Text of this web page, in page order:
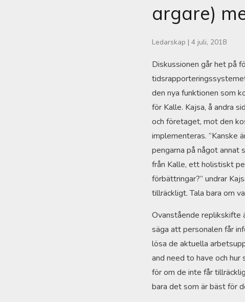
argare)
Ledarskap | 4 juli, 2018
Diskussionen går het på
den nya funktionen som
för Kalle. Kajsa, å andra
och företaget, mot den
implementeras. ”Kanske
pengarna på något annat
från Kalle, ett holistiskt
förbättringar?” undrar
tillräckligt. Tala bara om
Ovanstående replikskifte
säga att personalen får
lösa de aktuella
and need to have och hur
för om de inte får
bara det som är bäst för